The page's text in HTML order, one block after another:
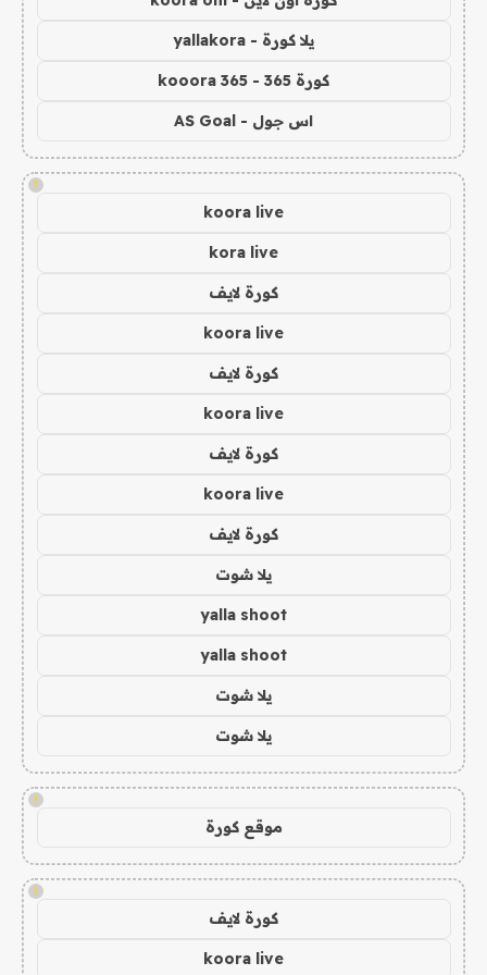
يلا كورة - yallakora
كورة 365 - kooora 365
اس جول - AS Goal
!
koora live
kora live
كورة لايف
koora live
كورة لايف
koora live
كورة لايف
koora live
كورة لايف
يلا شوت
yalla shoot
yalla shoot
يلا شوت
يلا شوت
!
موقع كورة
!
كورة لايف
koora live